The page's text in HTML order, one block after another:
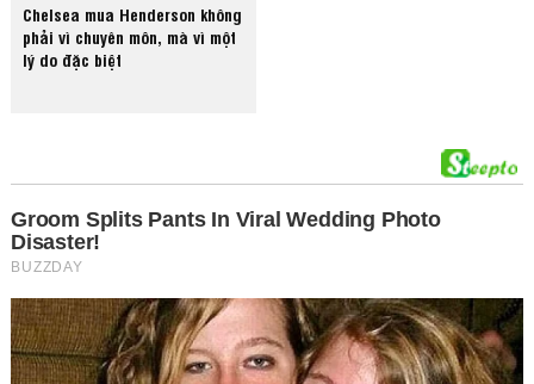
Chelsea mua Henderson không
phải vì chuyên môn, mà vì một
lý do đặc biệt